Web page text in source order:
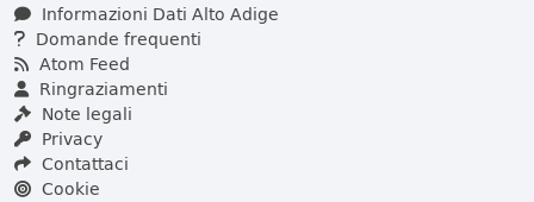
Informazioni Dati Alto Adige
Domande frequenti
Atom Feed
Ringraziamenti
Note legali
Privacy
Contattaci
Cookie